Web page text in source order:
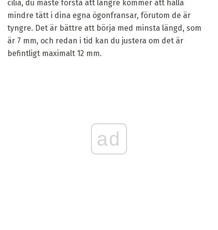
cilia, du måste förstå att längre kommer att hålla
mindre tätt i dina egna ögonfransar, förutom de är
tyngre. Det är bättre att börja med minsta längd, som
är 7 mm, och redan i tid kan du justera om det är
befintligt maximalt 12 mm.
ad